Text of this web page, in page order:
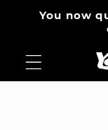
passer
You now